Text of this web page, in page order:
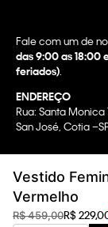
Vestido
Vermelho
R$459,00R$229,
Fale com um de
das 9:00 as 18:00
feriados)
ENDEREÇO
Rua: Santa Monica
San José, Cotia
WBR INDUSTRIA E
CNPJ 07.296.319/